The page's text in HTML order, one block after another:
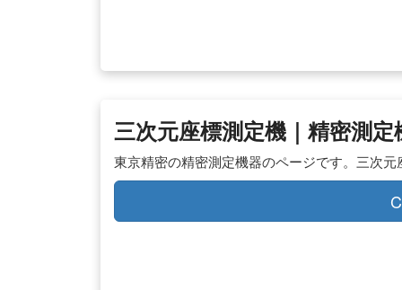
三次元座標測定機｜精密測
東京精密の精密測定機器のページです。三次